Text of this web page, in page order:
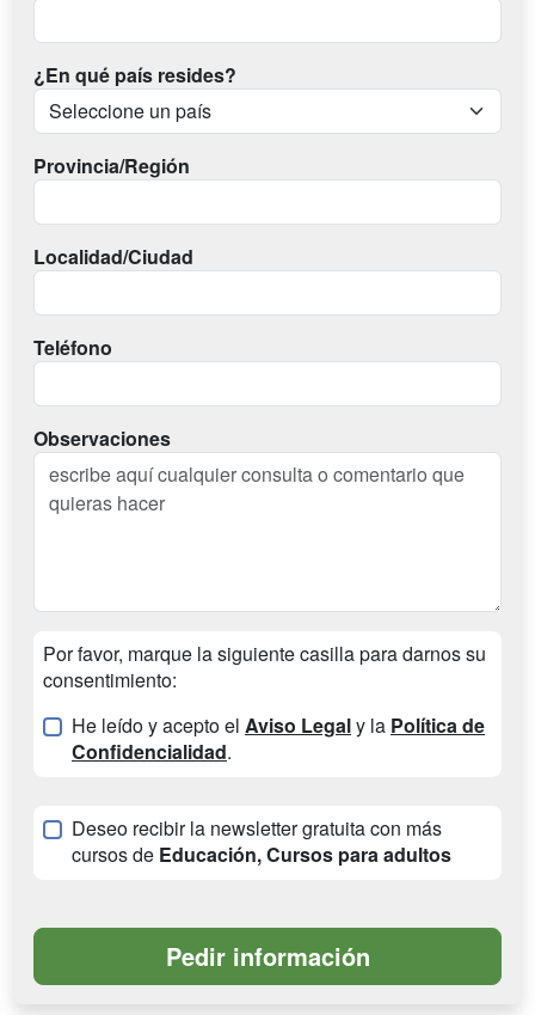
¿En qué país resides?
Provincia/Región
Localidad/Ciudad
Teléfono
Observaciones
Por favor, marque la siguiente casilla para darnos su
consentimiento:
He leído y acepto el Aviso Legaly la Política de
Confidencialidad.
Deseo recibir la newsletter gratuita con más
cursos de Educación, Cursos para adultos